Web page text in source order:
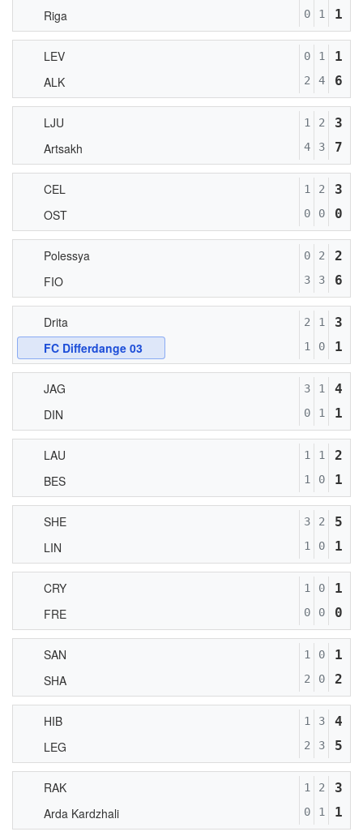
Riga 0 1 1
LEV
ALK
0
2
1
4
1
6
LJU
Artsakh
1
4
2
3
3
7
CEL
OST
1
0
2
0
3
0
Polessya
FIO
0
3
2
3
2
6
Drita
FC Differdange 03
2
1
1
0
3
1
JAG
DIN
3
0
1
1
4
1
LAU
BES
1
1
1
0
2
1
SHE
LIN
3
1
2
0
5
1
CRY
FRE
1
0
0
0
1
0
SAN
SHA
1
2
0
0
1
2
HIB
LEG
1
2
3
3
4
5
RAK
Arda Kardzhali
1
0
2
1
3
1